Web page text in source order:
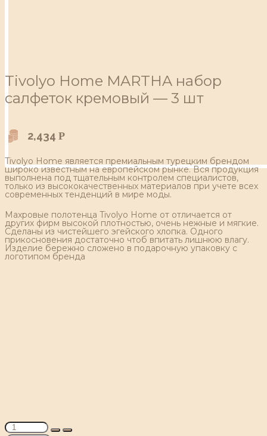
Tivolyo Home MARTHA набор
салфеток кремовый — 3 шт
2,434 Р
Tivolyo Home является премиальным турецким брендом
широко известным на европейском рынке. Вся продукция
выполнена под тщательным контролем специалистов,
только из высококачественных материалов при учете всех
современных тенденций в мире моды.
Махровые полотенца Tivolyo Home от отличается от
других фирм высокой плотностью, очень нежные и мягкие.
Сделаны из чистейшего эгейского хлопка. Одного
прикосновения достаточно чтоб впитать лишнюю влагу.
Изделие бережно сложено в подарочную упаковку с
логотипом бренда